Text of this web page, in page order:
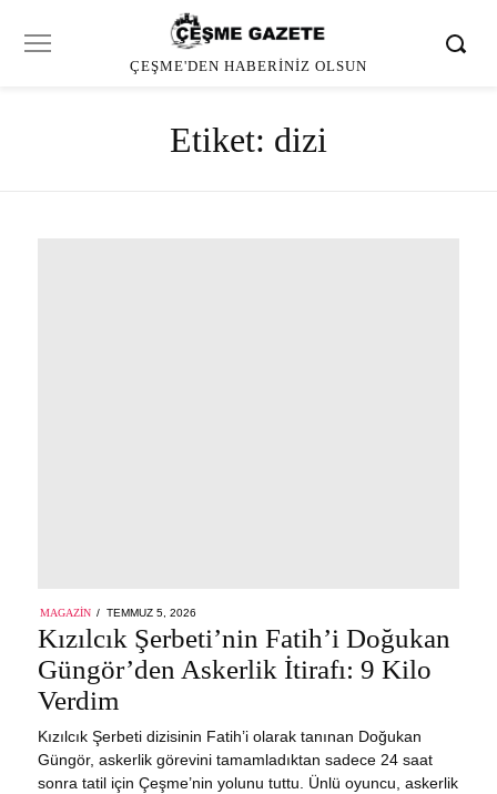
ÇEŞME'DEN HABERINIZ OLSUN
Etiket: dizi
MAGAZIN
POSTED
ON
TEMMUZ 5, 2026
Kızılcık Şerbeti’nin Fatih’i Doğukan
Güngör’den Askerlik İtirafı: 9 Kilo
Verdim
Kızılcık Şerbeti dizisinin Fatih’i olarak tanınan Doğukan
Güngör, askerlik görevini tamamladıktan sadece 24 saat
sonra tatil için Çeşme’nin yolunu tuttu. Ünlü oyuncu, askerlik